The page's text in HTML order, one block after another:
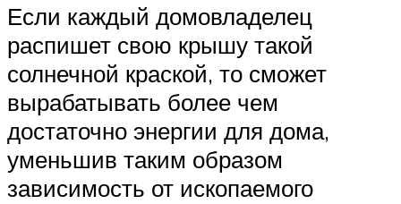
Если каждый домовладелец
распишет свою крышу такой
солнечной краской, то сможет
вырабатывать более чем
достаточно энергии для дома,
уменьшив таким образом
зависимость от ископаемого